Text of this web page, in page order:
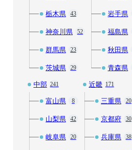
栃木県 43
神奈川県 52
群馬県 23
茨城県 29
岩手県
福島県
秋田県
青森県
中部 241
富山県 8
山梨県 42
岐阜県 20
近畿 171
三重県 20
京都府 30
兵庫県 38